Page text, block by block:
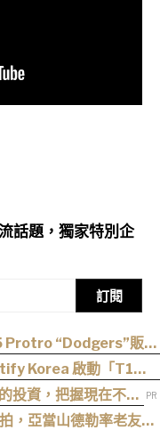
話題，獨家特別企
訂閱
Protro “Dodgers”販售
Korea 啟動「T1
月 10 日公開
投資，把握現在不嫌
，亞當山德勒率老友轉